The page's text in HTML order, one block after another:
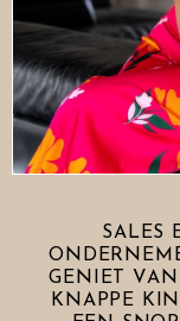
SALES
GENIET
KNAPPE